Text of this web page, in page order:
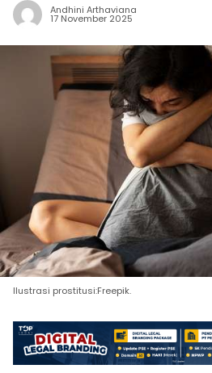
Andhini Arthaviana
17 November 2025
Ilustrasi prostitusi:Freepik.